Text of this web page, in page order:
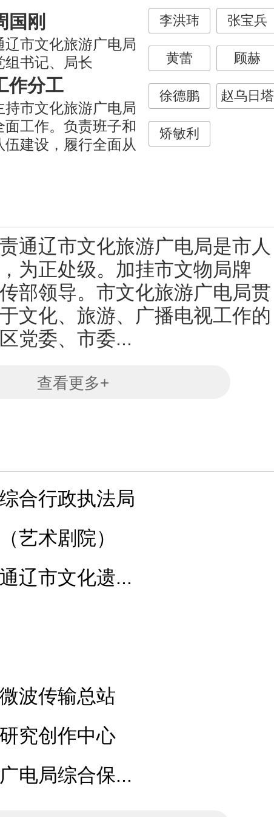
国刚
辽市文化旅游广电局
组书记、局长
作分工
持市文化旅游广电局
面工作。负责班子和
伍建设，履行全面从
李洪玮 张宝兵
黄蕾 顾赫
徐德鹏 赵乌日塔
矫敏利
辽市文化旅游广电局是市人
为正处级。加挂市文物局牌
部领导。市文化旅游广电局贯
文化、旅游、广播电视工作的
党委、市委...
查看更多+
合行政执法局
艺术剧院）
辽市文化遗...
波传输总站
究创作中心
电局综合保...